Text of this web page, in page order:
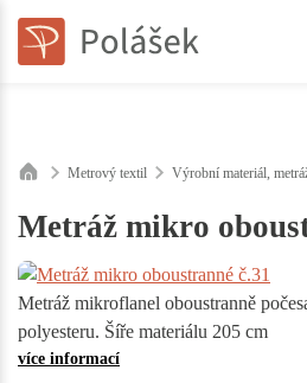
Metrový textil Výrobní materiál,
Metráž mikro
Metráž mikroflanel oboustranně
polyesteru. Šíře materiálu 205 cm
více informací